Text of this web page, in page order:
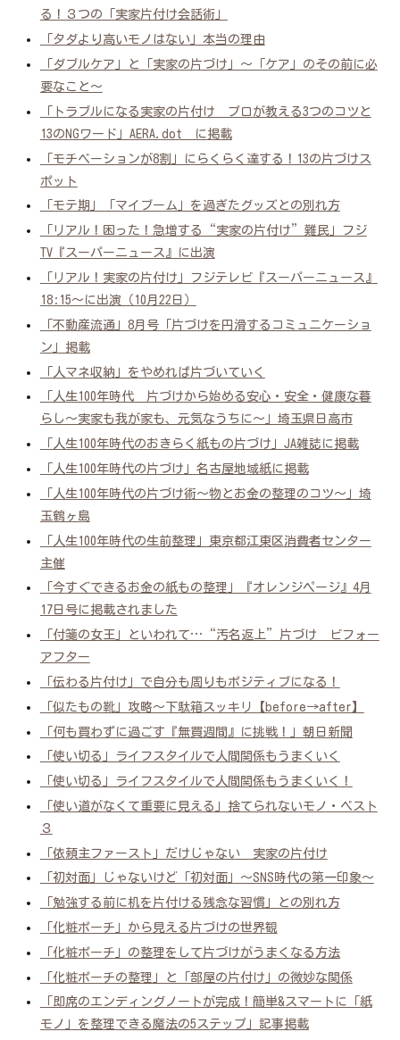
る！３つの「実家片付け会話術」
「タダより高いモノはない」本当の理由
「ダブルケア」と「実家の片づけ」～「ケア」のその前に必
要なこと～
「トラブルになる実家の片付け プロが教える3つのコツと
13のNGワード」AERA.dot に掲載
「モチベーションが8割」にらくらく達する！13の片づけス
ポット
「モテ期」「マイブーム」を過ぎたグッズとの別れ方
「リアル！困った！急増する“実家の片付け”難民」フジ
TV『スーパーニュース』に出演
「リアル！実家の片付け」フジテレビ『スーパーニュース』
18:15～に出演（10月22日）
「不動産流通」8月号「片づけを円滑するコミュニケーショ
ン」掲載
「人マネ収納」をやめれば片づいていく
「人生100年時代 片づけから始める安心・安全・健康な暮
らし～実家も我が家も、元気なうちに～」埼玉県日高市
「人生100年時代のおきらく紙もの片づけ」JA雑誌に掲載
「人生100年時代の片づけ」名古屋地域紙に掲載
「人生100年時代の片づけ術～物とお金の整理のコツ～」埼
玉鶴ヶ島
「人生100年時代の生前整理」東京都江東区消費者センター
主催
「今すぐできるお金の紙もの整理」『オレンジページ』4月
17日号に掲載されました
「付箋の女王」といわれて…“汚名返上”片づけ ビフォー
アフター
「伝わる片付け」で自分も周りもポジティブになる！
「似たもの靴」攻略～下駄箱スッキリ【before→after】
「何も買わずに過ごす『無買週間』に挑戦！」朝日新聞
「使い切る」ライフスタイルで人間関係もうまくいく
「使い切る」ライフスタイルで人間関係もうまくいく！
「使い道がなくて重要に見える」捨てられないモノ・ベスト
３
「依頼主ファースト」だけじゃない 実家の片付け
「初対面」じゃないけど「初対面」～SNS時代の第一印象～
「勉強する前に机を片付ける残念な習慣」との別れ方
「化粧ポーチ」から見える片づけの世界観
「化粧ポーチ」の整理をして片づけがうまくなる方法
「化粧ポーチの整理」と「部屋の片付け」の微妙な関係
「即席のエンディングノートが完成！簡単&スマートに「紙
モノ」を整理できる魔法の5ステップ」記事掲載